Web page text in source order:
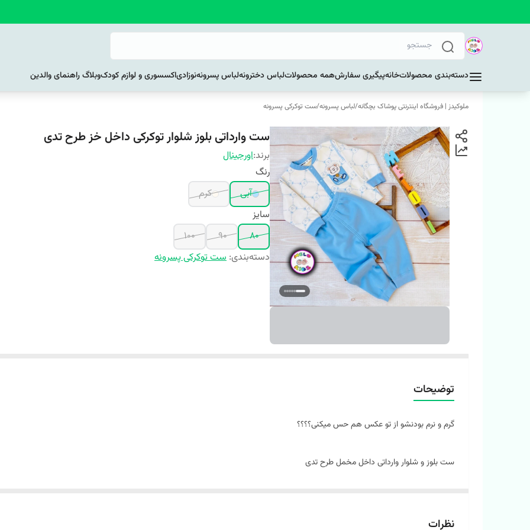
دسته‌بندی محصولاتخانهپیگیری سفارشهمه محصولاتلباس دخترونهلباس پسرونهنوزادیاکسسوری و لوازم کودکوبلاگ راهنمای والدین
ملوکیدز | فروشگاه اینترنتی پوشاک بچگانه/لباس پسرونه/ست توکرکی پسرونه
ست وارداتی بلوز شلوار توکرکی داخل خز طرح تدی
برند:اورجینال
رنگ
آبی
کرم
سایز
80
90
100
دسته‌بندی: ست توکرکی پسرونه
توضیحات
گرم و نرم بودنشو از تو عکس هم حس میکنی؟؟؟؟
ست بلوز و شلوار وارداتی داخل مخمل طرح تدی
در دو رنگ آبی و کرم
نظرات